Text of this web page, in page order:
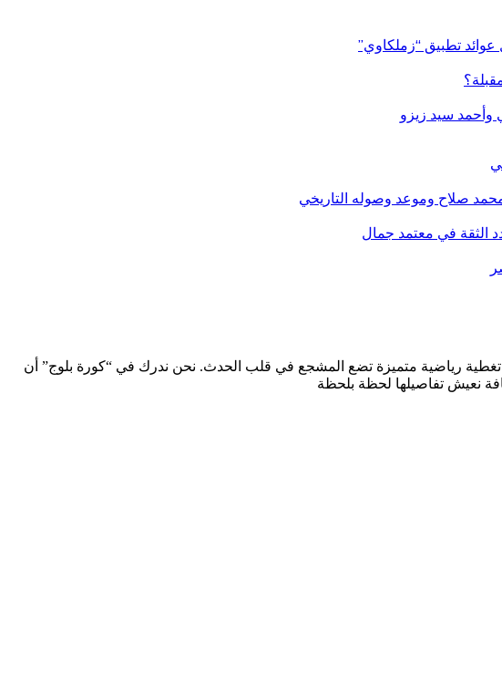
تطبيق “زملكاوي”
وأحمد سيد زيزو
صلاح وموعد وصوله التاريخي
الثقة في معتمد جمال
رياضية متميزة تضع المشجع في قلب الحدث. نحن ندرك في “كورة بلوج” أن